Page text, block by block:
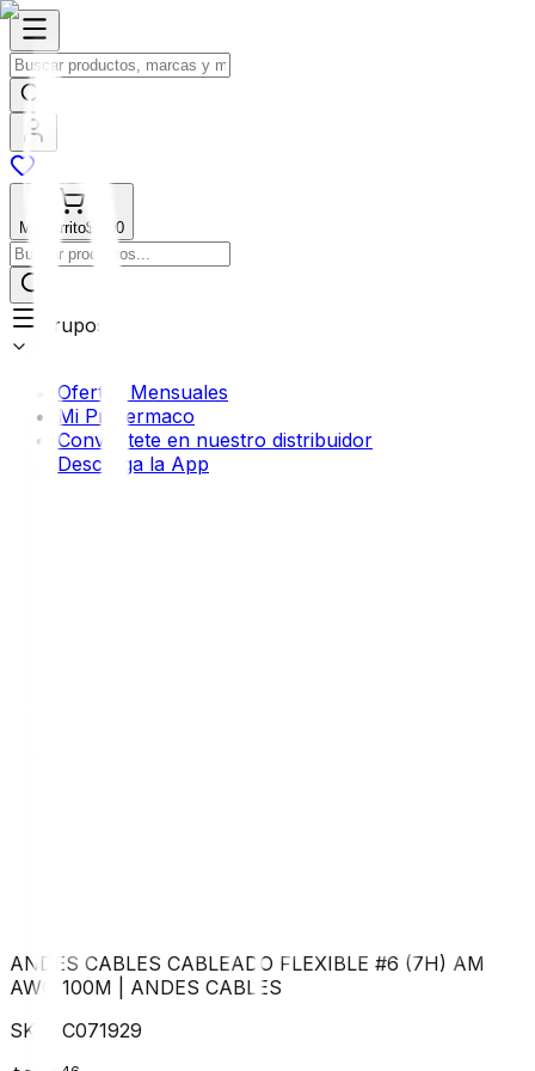
Mi Carrito$0.00
Grupos
Ofertas Mensuales
Mi Profermaco
Conviértete en nuestro distribuidor
Descarga la App
ANDES CABLES CABLEADO FLEXIBLE #6 (7H) AM
AWG 100M
ANDES CABLES
SKU: C071929